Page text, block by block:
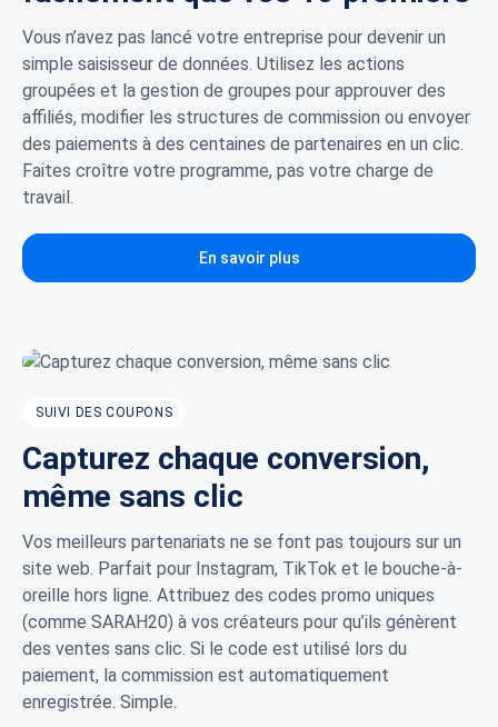
Vous n’avez pas lancé votre entreprise pour devenir un
simple saisisseur de données. Utilisez les actions
groupées et la gestion de groupes pour approuver des
affiliés, modifier les structures de commission ou envoyer
des paiements à des centaines de partenaires en un clic.
Faites croître votre programme, pas votre charge de
travail.
En savoir plus
SUIVI DES COUPONS
Capturez chaque conversion,
même sans clic
Vos meilleurs partenariats ne se font pas toujours sur un
site web. Parfait pour Instagram, TikTok et le bouche-à-
oreille hors ligne. Attribuez des codes promo uniques
(comme SARAH20) à vos créateurs pour qu’ils génèrent
des ventes sans clic. Si le code est utilisé lors du
paiement, la commission est automatiquement
enregistrée. Simple.